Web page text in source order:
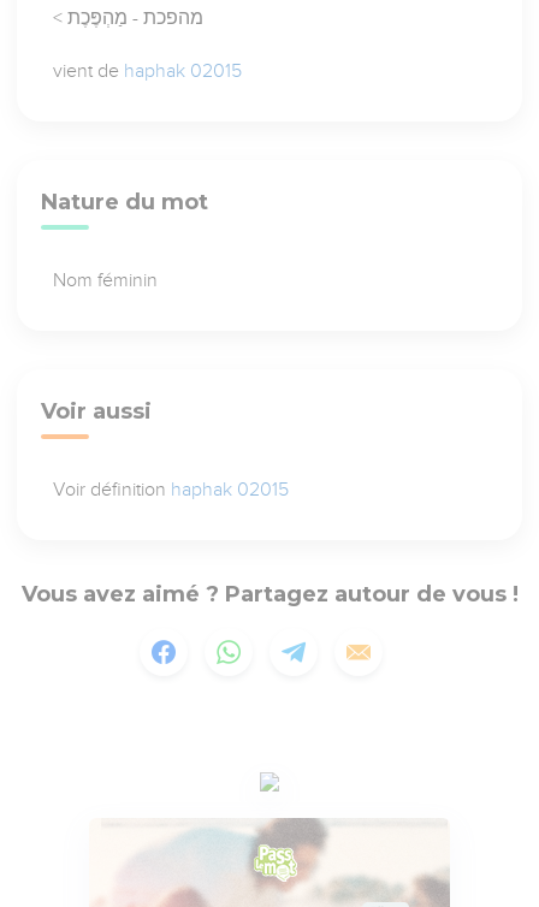
< מהפכת - מַהְפֶּכֶת
vient de haphak 02015
Nature du mot
Nom féminin
Voir aussi
Voir définition haphak 02015
Vous avez aimé ? Partagez autour de vous !